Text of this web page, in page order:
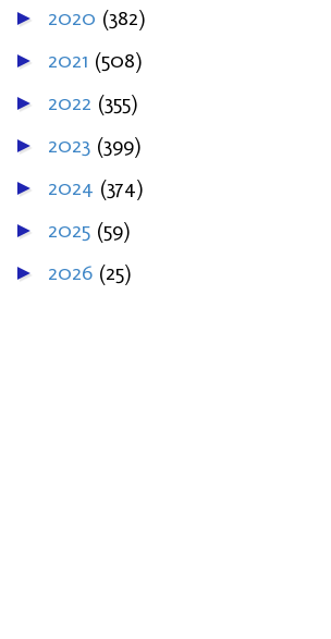
► 2020 (382)
► 2021 (508)
► 2022 (355)
► 2023 (399)
► 2024 (374)
► 2025 (59)
► 2026 (25)